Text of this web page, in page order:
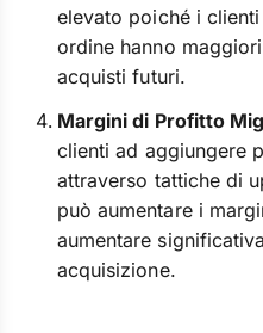
elevato poiché i
ordine hanno
acquisti futuri.
Margini di Profitto
clienti ad aggiungere
attraverso tattiche di
può aumentare i
aumentare
acquisizione.